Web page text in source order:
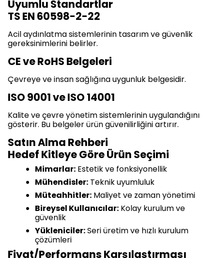
Uyumlu Standartlar
TS EN 60598-2-22
Acil aydınlatma sistemlerinin tasarım ve güvenlik
gereksinimlerini belirler.
CE ve RoHS Belgeleri
Çevreye ve insan sağlığına uygunluk belgesidir.
ISO 9001 ve ISO 14001
Kalite ve çevre yönetim sistemlerinin uygulandığını
gösterir. Bu belgeler ürün güvenilirliğini artırır.
Satın Alma Rehberi
Hedef Kitleye Göre Ürün Seçimi
Mimarlar: Estetik ve fonksiyonellik
Mühendisler: Teknik uyumluluk
Müteahhitler: Maliyet ve zaman yönetimi
Bireysel Kullanıcılar: Kolay kurulum ve
güvenlik
Yükleniciler:Seri üretim ve hızlı kurulum
çözümleri
Fiyat/Performans Karşılaştırması